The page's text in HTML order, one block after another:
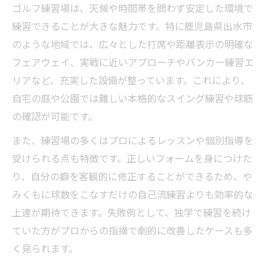
ゴルフ練習場は、天候や時間帯を問わず安定した環境で
練習できることが大きな魅力です。特に鹿児島県出水市
のような地域では、広々とした打席や距離表示の明確な
フェアウェイ、実戦に近いアプローチやバンカー練習エ
リアなど、充実した設備が整っています。これにより、
自宅の庭や公園では難しい本格的なスイング練習や球筋
の確認が可能です。
また、練習場の多くはプロによるレッスンや個別指導を
受けられる点も特徴です。正しいフォームを身につけた
り、自分の癖を客観的に修正することができるため、や
みくもに球数をこなすだけの自己流練習よりも効率的な
上達が期待できます。失敗例として、独学で練習を続け
ていた方がプロからの指摘で劇的に改善したケースも多
く見られます。